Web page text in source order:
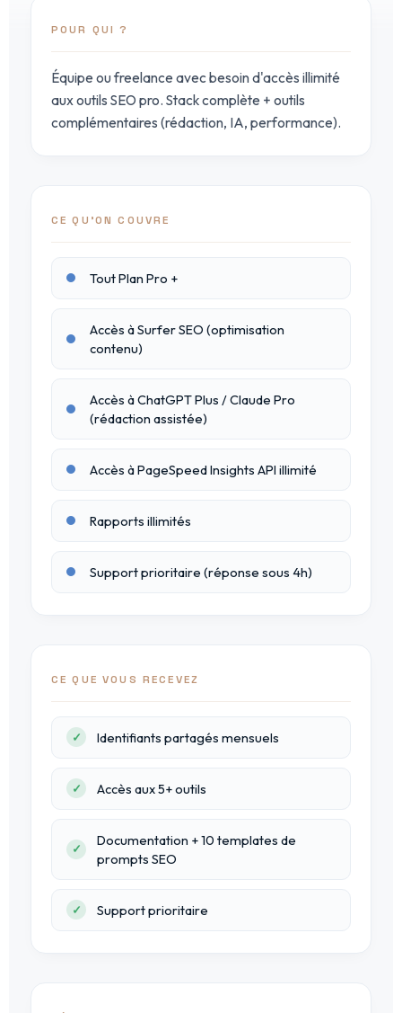
POUR QUI ?
Équipe ou freelance avec besoin d'accès illimité
aux outils SEO pro. Stack complète + outils
complémentaires (rédaction, IA, performance).
CE QU'ON COUVRE
Tout Plan Pro +
Accès à Surfer SEO (optimisation
contenu)
Accès à ChatGPT Plus / Claude Pro
(rédaction assistée)
Accès à PageSpeed Insights API illimité
Rapports illimités
Support prioritaire (réponse sous 4h)
CE QUE VOUS RECEVEZ
Identifiants partagés mensuels
Accès aux 5+ outils
Documentation + 10 templates de
prompts SEO
Support prioritaire